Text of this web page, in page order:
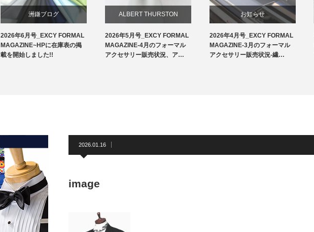
洲鎌ブログ
2026年6月号_EXCY FORMAL
MAGAZINE~HPに在庫表の掲
載を開始しました!!
ALBERT THURSTON
お知らせ
洲鎌ブログ
2026年5月号_EXCY FORMAL
MAGAZINE-4月のフォーマル
アクセサリー販売状況、ア…
お知らせ
チーフ
2026年4月号_EXCY FORMAL
MAGAZINE-3月のフォーマル
アクセサリー販売状況-繊…
2026.01.16
image